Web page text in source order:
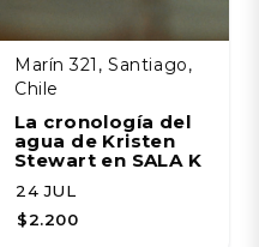
Marín 321, Santiago,
Chile
La cronología del
agua de Kristen
Stewart en SALA K
24 JUL
$2.200